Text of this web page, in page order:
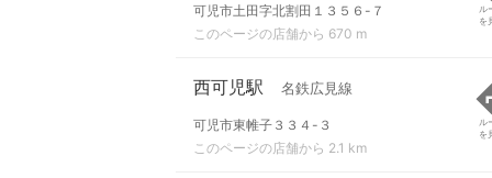
可児市土田字北割田１３５６-７
このページの店舗から 670 m
ル
を
西可児駅 名鉄広見線
可児市東帷子３３４-３
このページの店舗から 2.1 km
ル
を